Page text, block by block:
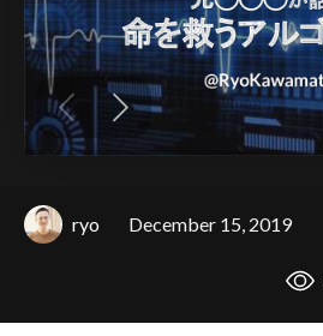
ryo December 15, 2019